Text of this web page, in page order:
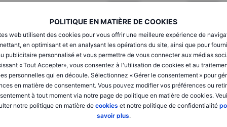
POLITIQUE EN MATIÈRE DE COOKIES
web utilisent des cookies pour vous offrir une meilleure expérience de
en optimisant et en analysant les opérations du site, ainsi que pour
publicitaire personnalisé et vous permettre de vous connecter aux médias
« Tout Accepter», vous consentez à l'utilisation de cookies et au
personnelles qui en découle. Sélectionnez « Gérer le consentement » pour
en matière de consentement. Vous pouvez modifier vos préférences ou
à tout moment via notre page de politique en matière de cookies.
notre politique en matière de cookies et notre politique de confidentialité
savoir plus.
XXXXXXX XXXXXXX
XXXXXXX
XXXXXXX XXXXXXX
XXXXXXX XXXXXXX
XXXXXXX XXXXXXX